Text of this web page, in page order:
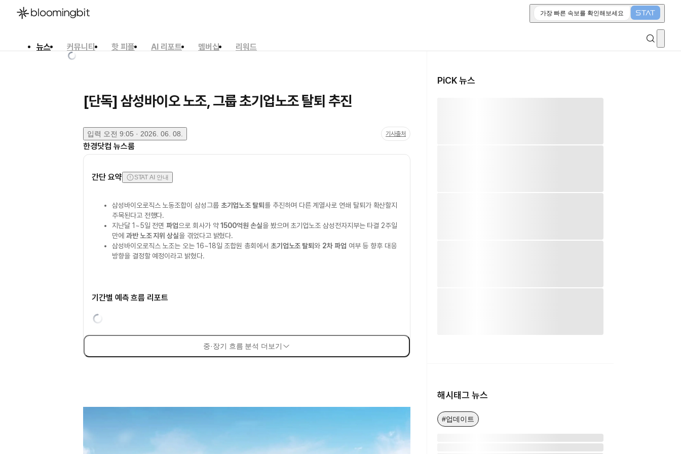
가장 빠른 속보를 확인해보세요
뉴스 커뮤니티 핫 피플 AI 리포트 멤버십
리워드
[단독] 삼성바이오 노조, 그룹 초기업노조 탈퇴 추진
입력 오전 9:05 · 2026. 06. 08. 기사출처
한경닷컴 뉴스룸
간단 요약 STAT AI 안내
삼성바이오로직스 노동조합이 삼성그룹 초기업노조 탈퇴 를 추진하며 다른 계열사로 연쇄 탈퇴가 확산할지
주목된다고 전했다.
지난달 1~5일 전면파업으로 회사가 약1500억원 손실을 봤으며 초기업노조 삼성전자지부는 타결 2주일
만에 과반 노조 지위 상실을 겪었다고 밝혔다.
삼성바이오로직스 노조는 오는 16~18일 조합원 총회에서 초기업노조 탈퇴와 2차 파업 여부 등 향후 대응
방향을 결정할 예정이라고 밝혔다.
기간별 예측 흐름 리포트
중·장기 흐름 분석 더보기
PiCK 뉴스
해시태그 뉴스
#업데이트